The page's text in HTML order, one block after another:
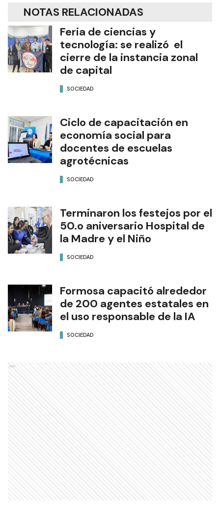
NOTAS RELACIONADAS
Feria de ciencias y
tecnología: se realizó el
cierre de la instancia zonal
de capital
SOCIEDAD
Ciclo de capacitación en
economía social para
docentes de escuelas
agrotécnicas
SOCIEDAD
Terminaron los festejos por el
50.o aniversario Hospital de
la Madre y el Niño
SOCIEDAD
Formosa capacitó alrededor
de 200 agentes estatales en
el uso responsable de la IA
SOCIEDAD
Ads